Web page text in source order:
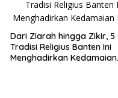
Dari Ziarah hingga Zikir, 5
Tradisi Religius Banten Ini
Menghadirkan Kedamaian